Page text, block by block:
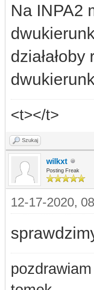
Na INPA2
<t></t>
Szukaj
wilkxt
Posting Freak
12-17-2020,
pozdrawiam